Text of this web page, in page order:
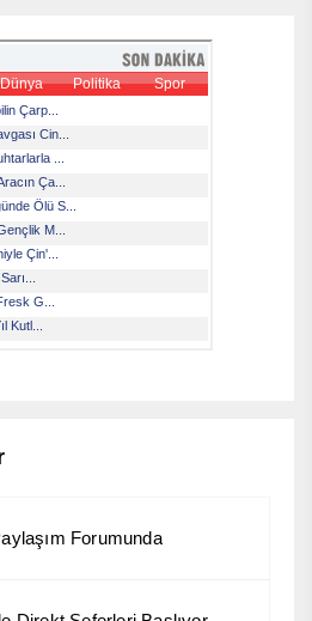
Forumunda